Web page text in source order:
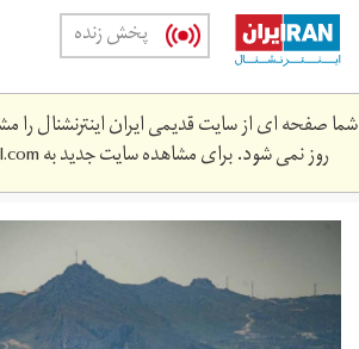
Skip
main
content
پخش زنده
شما صفحه ای از سایت قدیمی ایران اینترنشنال را
روز نمی شود. برای مشاهده سایت جدید به
gilbatar.jpg